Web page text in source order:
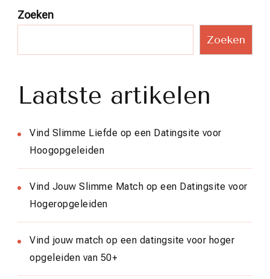
Zoeken
Zoeken
Laatste artikelen
Vind Slimme Liefde op een Datingsite voor
Hoogopgeleiden
Vind Jouw Slimme Match op een Datingsite voor
Hogeropgeleiden
Vind jouw match op een datingsite voor hoger
opgeleiden van 50+